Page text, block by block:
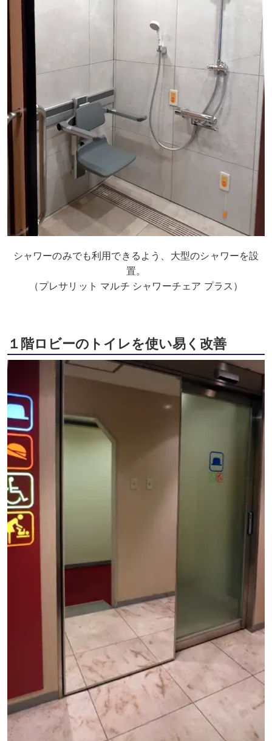
シャワーのみでも利用できるよう、大型のシャワーを設
置。
（プレサリット マルチ シャワーチェア プラス）
１階ロビーのトイレを使い易く改善